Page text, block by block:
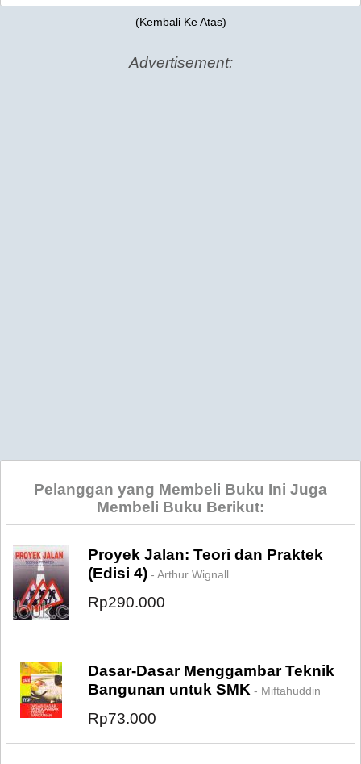
(Kembali Ke Atas)
Advertisement:
Pelanggan yang Membeli Buku Ini Juga
Membeli Buku Berikut:
Proyek Jalan: Teori dan Praktek
(Edisi 4) - Arthur Wignall
Rp290.000
Dasar-Dasar Menggambar Teknik
Bangunan untuk SMK - Miftahuddin
Rp73.000